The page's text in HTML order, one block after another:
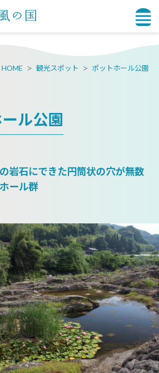
HOME 観光スポット ポットホール公園
ル公園
岩石にできた円筒状の穴が無数
ール群